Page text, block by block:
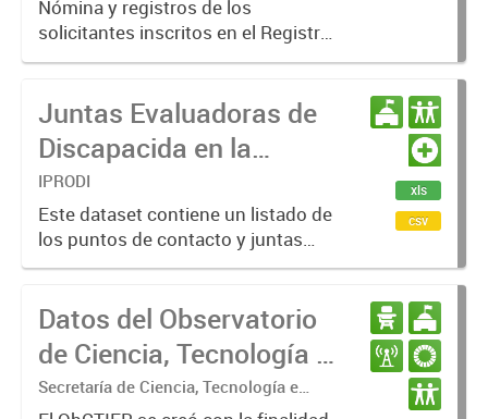
Nómina y registros de los
solicitantes inscritos en el Registro
Público de la Industria Audiovisual
datos sobre la naturaleza del
solicitante (personas humanas,...
Juntas Evaluadoras de
Discapacida en la
Provincia de Entre Ríos
IPRODI
Este dataset contiene un listado de
los puntos de contacto y juntas
evaluadoras de discapacidad
de la provincia de Entre Ríos,
Argentina. Incluye la institución...
xls
csv
Datos del Observatorio
de Ciencia, Tecnología e
Innovación de la
Secretaría de Ciencia, Tecnología e
Innovación. Ministerio de Desarrollo